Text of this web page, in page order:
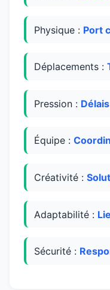
Physique : Port
Déplacements :
Pression :
Équipe :
Créativité :
Adaptabilité :
Sécurité :